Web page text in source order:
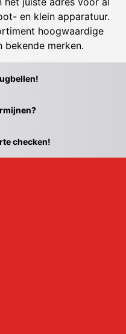
en klein apparatuur.
hoogwaardige
bekende merken.
checken!